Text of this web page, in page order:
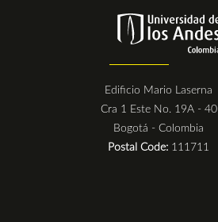
Edificio Mario Laserna
Cra 1 Este No. 19A - 40
Bogotá - Colombia
Postal Code: 111711